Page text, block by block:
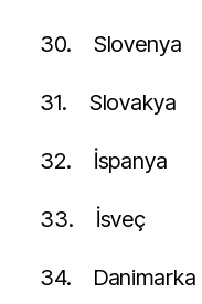
30. Slovenya
31. Slovakya
32. İspanya
33. İsveç
34. Danimarka